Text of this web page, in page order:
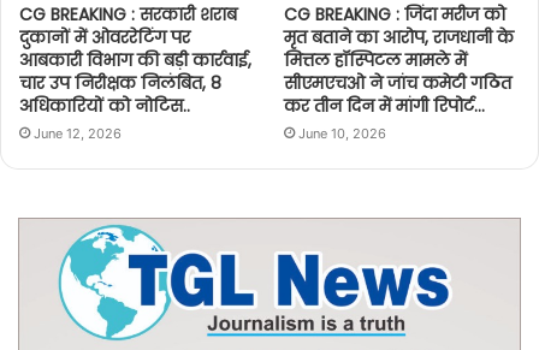
CG BREAKING : सरकारी शराब
दुकानों में ओवररेटिंग पर
आबकारी विभाग की बड़ी कार्रवाई,
चार उप निरीक्षक निलंबित, 8
अधिकारियों को नोटिस..
June 12, 2026
CG BREAKING : जिंदा मरीज को
मृत बताने का आरोप, राजधानी के
मित्तल हॉस्पिटल मामले में
सीएमएचओ ने जांच कमेटी गठित
कर तीन दिन में मांगी रिपोर्ट…
June 10, 2026